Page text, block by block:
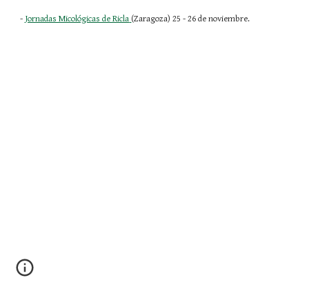
- Jornadas Micológicas de Ricla (Zaragoza) 25 - 26 de noviembre.